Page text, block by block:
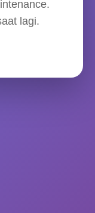
lagi.